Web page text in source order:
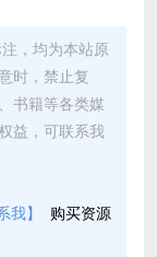
，均为本站原
时，禁止复
书籍等各类媒
益，可联系我
我】
购买资源